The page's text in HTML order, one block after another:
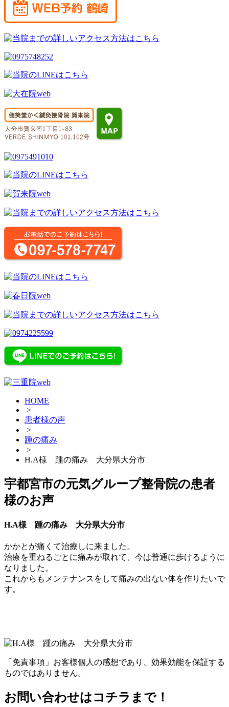
HOME
>
患者様の声
>
踵の痛み
>
H.A様 踵の痛み 大分県大分市
宇都宮市の元気グループ整骨院の患者
様のお声
H.A様 踵の痛み 大分県大分市
かかとが痛くて治療しに来ました。
治療を重ねるごとに痛みが取れて、今は普通に歩けるように
なりました。
これからもメンテナンスをして痛みの出ない体を作りたいで
す。
「免責事項」お客様個人の感想であり、効果効能を保証する
ものではありません。
お問い合わせはコチラまで！